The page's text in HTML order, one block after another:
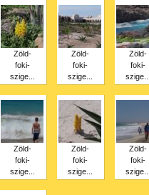
Zöld-
foki-
szige...
Zöld-
foki-
szige...
Zöld-
foki-
szige...
Zöld-
foki-
szige...
Zöld-
foki-
szige...
Zöld-
foki-
szige...